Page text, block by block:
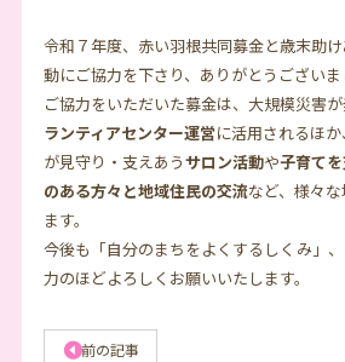
令和７年度、赤い羽根共同募金と歳末助
動にご協力を下さり、ありがとうございま
ご協力をいただいた募金は、大規模災害
ランティアセンター運営に活用されるほ
が見守り・支えあうサロン活動や子育て
のある方々と地域住民の交流など、様々
ます。
今後も「自分のまちをよくするしくみ」
力のほどよろしくお願いいたします。
前の記事